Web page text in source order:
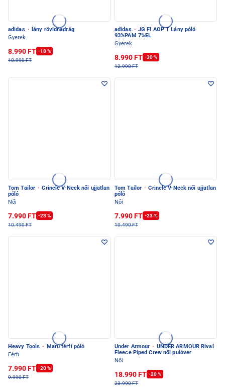
adidas ·
lány rövidnadrág
Gyerek
8.990 FT -18 %
10.990 FT
adidas · JG FI AOP T Lány póló
93%PAM 7%EL
Gyerek
8.990 FT -30 %
12.990 FT
Tom Tailor · Crincle V-Neck női ujjatlan
póló
Női
7.990 FT -23 %
10.490 FT
Tom Tailor · Crincle V-Neck női ujjatlan
póló
Női
7.990 FT -23 %
10.490 FT
Heavy Tools ·
Maru férfi póló
Férfi
7.990 FT -20 %
9.990 FT
Under Armour · UNDER ARMOUR Rival
Fleece Piped Crew női pulóver
Női
18.990 FT -20 %
23.990 FT